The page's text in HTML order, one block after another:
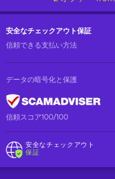
安全なチェックアウト保証
信頼できる支払い方法
データの暗号化と保護
信頼スコア100/100
安全なチェックアウト
保証